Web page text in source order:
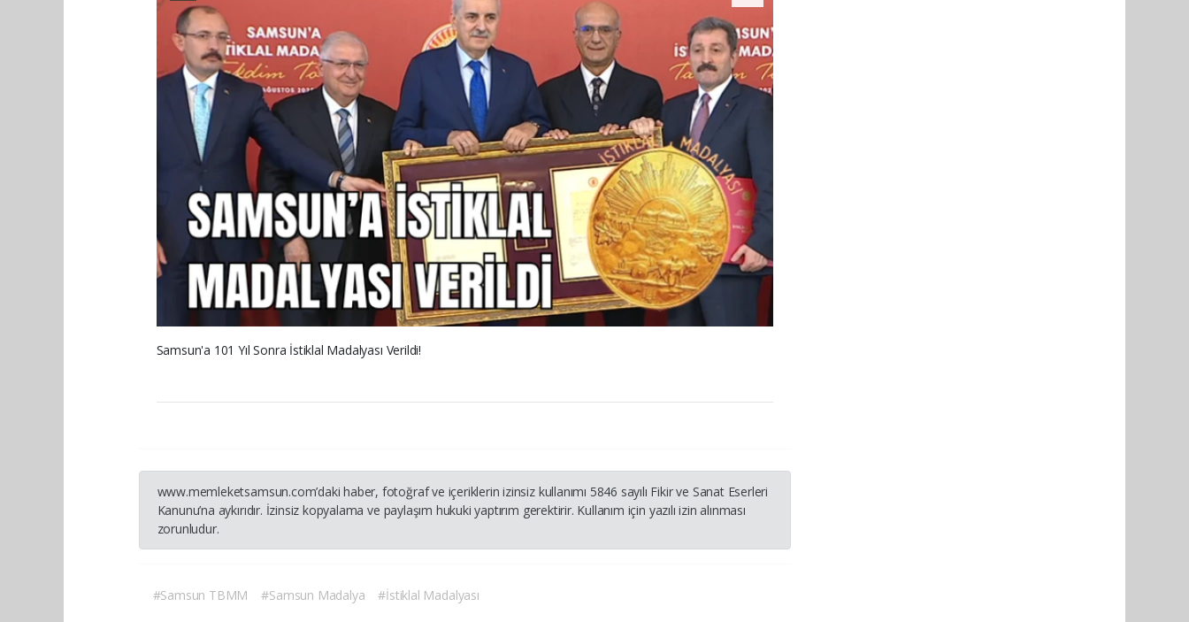
Samsun'a 101 Yıl Sonra İstiklal Madalyası Verildi!
www.memleketsamsun.com’daki haber, fotoğraf ve içeriklerin izinsiz kullanımı 5846 sayılı Fikir ve Sanat Eserleri
Kanunu’na aykırıdır. İzinsiz kopyalama ve paylaşım hukuki yaptırım gerektirir. Kullanım için yazılı izin alınması
zorunludur.
#Samsun TBMM #Samsun Madalya #İstiklal Madalyası